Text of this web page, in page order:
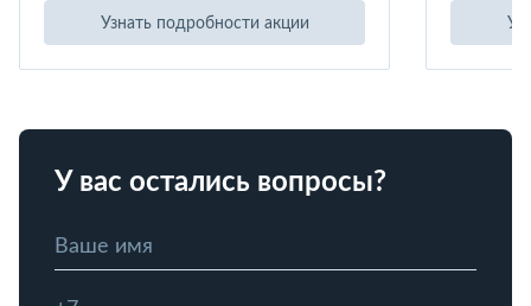
Узнать подробности акции
У вас остались вопросы?